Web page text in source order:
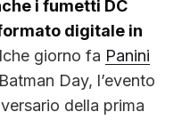
i fumetti DC
digitale in
giorno fa Panini
Day, l’evento
della prima